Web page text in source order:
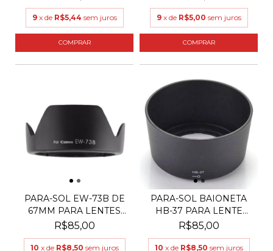
9 x de R$5,44 sem juros 9 x de R$5,00 sem juros
PARA-SOL EW-73B DE
67MM PARA LENTES
CANO...
R$85,00
10 x de R$8,50 sem juros
PARA-SOL BAIONETA
HB-37 PARA LENTE
NIKON...
R$85,00
10 x de R$8,50 sem juros